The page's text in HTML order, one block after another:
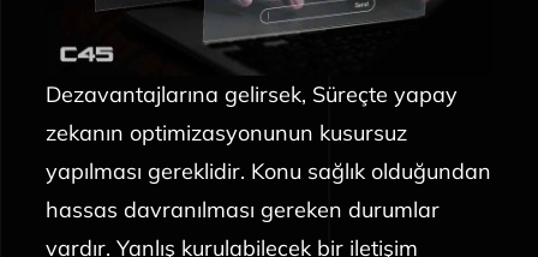
Dezavantajlarına gelirsek, Süreçte yapay
zekanın optimizasyonunun kusursuz
yapılması gereklidir. Konu sağlık olduğundan
hassas davranılması gereken durumlar
vardır. Yanlış kurulabilecek bir iletişim